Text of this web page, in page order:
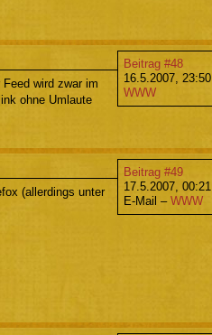
Beitrag #48
16.5.2007, 23:50
WWW
wird zwar im
ohne Umlaute
Beitrag #49
17.5.2007, 00:21
E-Mail – WWW
(allerdings unter